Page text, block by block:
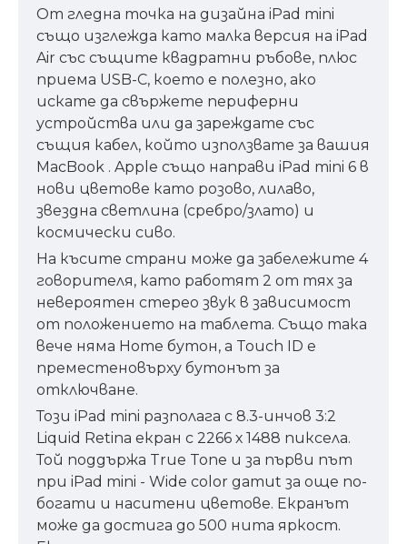
От гледна точка на дизайна iPad mini
също изглежда като малка версия на iPad
Air със същите квадратни ръбове, плюс
приема USB-C, което е полезно, ако
искате да свържете периферни
устройства или да зареждате със
същия кабел, който използвате за вашия
MacBook . Apple също направи iPad mini 6 в
нови цветове като розово, лилаво,
звездна светлина (сребро/злато) и
космически сиво.
На късите страни може да забележите 4
говорителя, като работят 2 от тях за
невероятен стерео звук в зависимост
от положението на таблета. Също така
вече няма Home бутон, а Touch ID е
преместеновърху бутонът за
отключване.
Този iPad mini разполага с 8.3-инчов 3:2
Liquid Retina екран с 2266 х 1488 пиксела.
Той поддържа True Tone и за първи път
при iPad mini - Wide color gamut за още по-
богати и наситени цветове. Екранът
може да достига до 500 нита яркост.